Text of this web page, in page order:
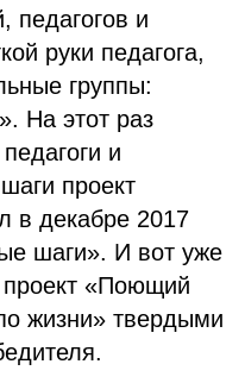
педагогов и
руки педагога,
группы:
На этот раз
и
проект
в декабре 2017
шаги». И вот уже
проект «Поющий
жизни» твердыми